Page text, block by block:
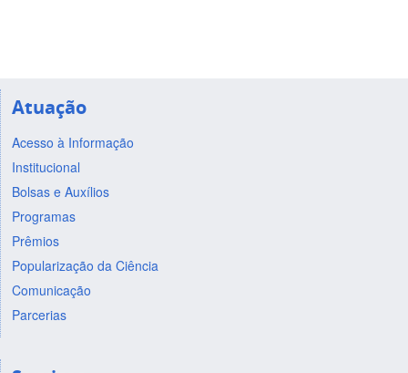
Atuação
Acesso à Informação
Institucional
Bolsas e Auxílios
Programas
Prêmios
Popularização da Ciência
Comunicação
Parcerias